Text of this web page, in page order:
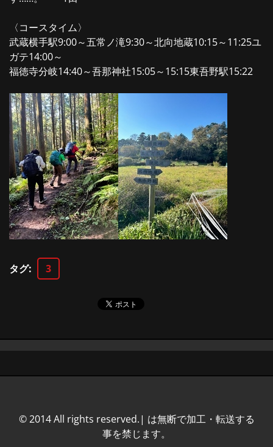
〈コースタイム〉
武蔵横手駅9:00～五常ノ滝9:30～北向地蔵10:15～11:25ユ
ガテ14:00～
福徳寺分岐14:40～吾那神社15:05～15:15東吾野駅15:22
タグ: 3
© 2014 All rights reserved.| は無断で加工・転送する
事を禁じます。